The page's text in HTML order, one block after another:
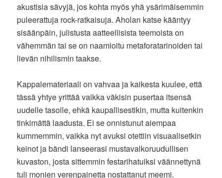
akustisia sävyjä, jos kohta myös yhä ysärimäisemmin
puleerattuja rock-ratkaisuja. Aholan katse kääntyy
sisäänpäin, julistusta aatteellisista teemoista on
vähemmän tai se on naamioitu metaforatarinoiden tai
lievän nihilismin taakse.
Kappalemateriaali on vahvaa ja kaikesta kuulee, että
tässä yhtye yrittää vaikka väkisin pusertaa itsensä
uudelle tasolle, ehkä kaupallisestikin, mutta kuitenkin
tinkimättä laadusta. Ei se onnistunut aiempaa
kummemmin, vaikka nyt avuksi otettiin visuaalisetkin
keinot ja bändi lanseerasi mustavalkoruudullisen
kuvaston, josta sittemmin festarihatuiksi väännettynä
tuli monien verenpainetta nostattanut meemi.